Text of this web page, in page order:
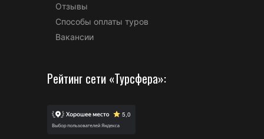
Отзывы
Способы оплаты туров
Вакансии
Рейтинг сети «Турсфера»: